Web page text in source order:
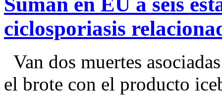
ciclosporiasis
Van dos muertes
el brote con el producto